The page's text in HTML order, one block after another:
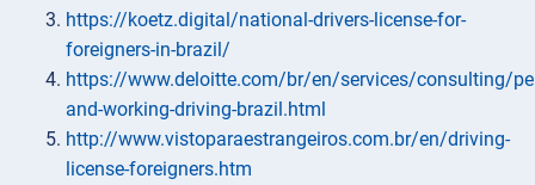
https://koetz.digital/national-drivers-license-for-
foreigners-in-brazil/
https://www.deloitte.com/br/en/services/consulting/
and-working-driving-brazil.html
http://www.vistoparaestrangeiros.com.br/en/driving-
license-foreigners.htm